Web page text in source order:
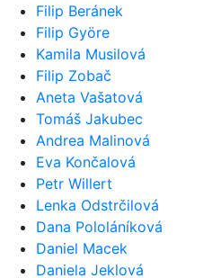
Filip Beránek
Filip Györe
Kamila Musilová
Filip Zobač
Aneta Vašatová
Tomáš Jakubec
Andrea Malinová
Eva Končalová
Petr Willert
Lenka Odstrčilová
Dana Pololáníková
Daniel Macek
Daniela Jeklová